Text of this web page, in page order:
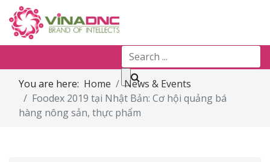
You are here: Home
News & Events
Foodex 2019 tại Nhật Bản: Cơ hội quảng bá
hàng nông sản, thực phẩm